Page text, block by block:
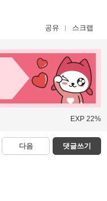
공유 스크랩
EXP 22%
다음 댓글쓰기